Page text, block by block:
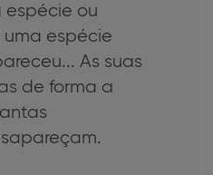
ou
espécie
As suas
de forma a